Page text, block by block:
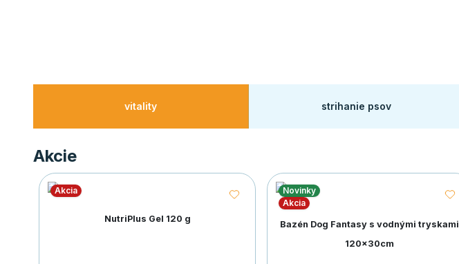
vitality strihanie psov
Akcie
Akcia
NutriPlus Gel 120 g
Novinky
Akcia
Bazén Dog Fantasy s vodnými tryskami
120x30cm